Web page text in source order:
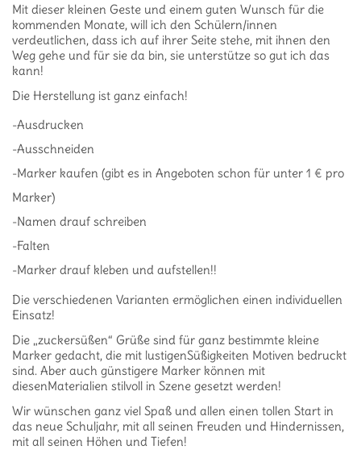
Mit dieser kleinen Geste und einem guten Wunsch für die
kommenden Monate, will ich den Schülern/innen
verdeutlichen, dass ich auf ihrer Seite stehe, mit ihnen den
Weg gehe und für sie da bin, sie unterstütze so gut ich das
kann!
Die Herstellung ist ganz einfach!
-Ausdrucken
-Ausschneiden
-Marker kaufen (gibt es in Angeboten schon für unter 1 € pro
Marker)
-Namen drauf schreiben
-Falten
-Marker drauf kleben und aufstellen!!
Die verschiedenen Varianten ermöglichen einen individuellen
Einsatz!
Die „zuckersüßen“ Grüße sind für ganz bestimmte kleine
Marker gedacht, die mit lustigenSüßigkeiten Motiven bedruckt
sind. Aber auch günstigere Marker können mit
diesenMaterialien stilvoll in Szene gesetzt werden!
Wir wünschen ganz viel Spaß und allen einen tollen Start in
das neue Schuljahr, mit all seinen Freuden und Hindernissen,
mit all seinen Höhen und Tiefen!